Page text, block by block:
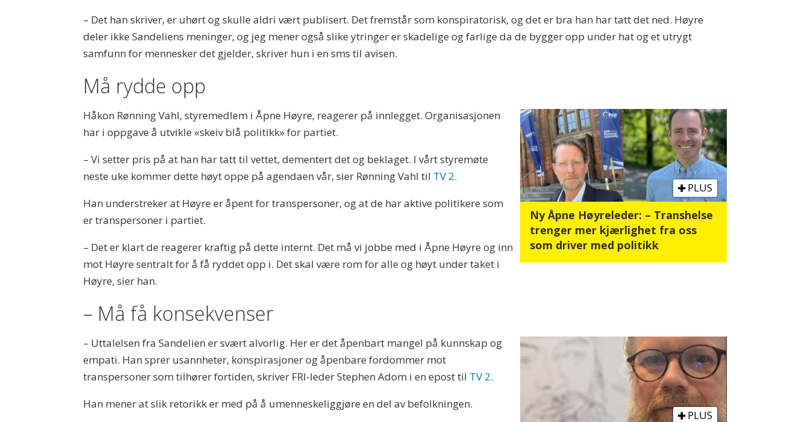
– Det han skriver, er uhørt og skulle aldri vært publisert. Det fremstår som konspiratorisk, og det er bra han har tatt det ned. Høyre
deler ikke Sandeliens meninger, og jeg mener også slike ytringer er skadelige og farlige da de bygger opp under hat og et utrygt
samfunn for mennesker det gjelder, skriver hun i en sms til avisen.
Må rydde opp
PLUS
Ny Åpne Høyreleder: – Transhelse
trenger mer kjærlighet fra oss
som driver med politikk
Håkon Rønning Vahl, styremedlem i Åpne Høyre, reagerer på innlegget. Organisasjonen
har i oppgave å utvikle «skeiv blå politikk» for partiet.
– Vi setter pris på at han har tatt til vettet, dementert det og beklaget. I vårt styremøte
neste uke kommer dette høyt oppe på agendaen vår, sier Rønning Vahl til TV 2.
Han understreker at Høyre er åpent for transpersoner, og at de har aktive politikere som
er transpersoner i partiet.
– Det er klart de reagerer kraftig på dette internt. Det må vi jobbe med i Åpne Høyre og inn
mot Høyre sentralt for å få ryddet opp i. Det skal være rom for alle og høyt under taket i
Høyre, sier han.
– Må få konsekvenser
PLUS
– Uttalelsen fra Sandelien er svært alvorlig. Her er det åpenbart mangel på kunnskap og
empati. Han sprer usannheter, konspirasjoner og åpenbare fordommer mot
transpersoner som tilhører fortiden, skriver FRI-leder Stephen Adom i en epost til TV 2.
Han mener at slik retorikk er med på å umenneskeliggjøre en del av befolkningen.